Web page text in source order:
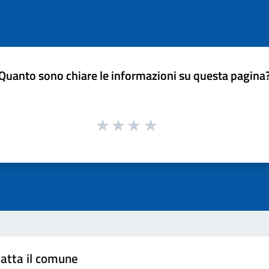
sono chiare le informazioni su questa
il comune